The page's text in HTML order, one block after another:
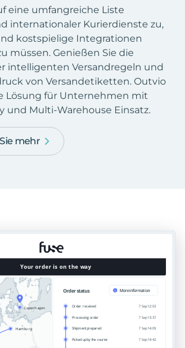
eine umfangreiche Liste
internationaler Kurierdienste zu,
kostspielige Integrationen
müssen. Genießen Sie die
intelligenten Versandregeln und
von Versandetiketten. Outvio
Lösung für Unternehmen mit
und Multi-Warehouse Einsatz.
mehr